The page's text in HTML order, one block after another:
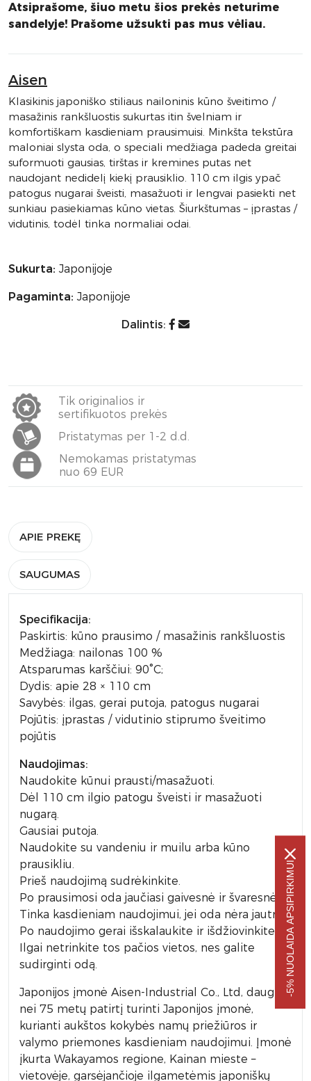
Atsiprašome, šiuo metu šios prekės neturime
sandelyje! Prašome užsukti pas mus vėliau.
Aisen
Klasikinis japoniško stiliaus nailoninis kūno šveitimo /
masažinis rankšluostis sukurtas itin švelniam ir
komfortiškam kasdieniam prausimuisi. Minkšta tekstūra
maloniai slysta oda, o speciali medžiaga padeda greitai
suformuoti gausias, tirštas ir kremines putas net
naudojant nedidelį kiekį prausiklio. 110 cm ilgis ypač
patogus nugarai šveisti, masažuoti ir lengvai pasiekti net
sunkiau pasiekiamas kūno vietas. Šiurkštumas – įprastas /
vidutinis, todėl tinka normaliai odai.
Sukurta: Japonijoje
Pagaminta: Japonijoje
Dalintis:
Tik originalios ir
sertifikuotos prekės
Pristatymas per 1-2 d.d.
Nemokamas pristatymas
nuo 69 EUR
APIE PREKĘ
SAUGUMAS
Specifikacija:
Paskirtis: kūno prausimo / masažinis rankšluostis
Medžiaga: nailonas 100 %
Atsparumas karščiui: 90°C;
Dydis: apie 28 × 110 cm
Savybės: ilgas, gerai putoja, patogus nugarai
Pojūtis: įprastas / vidutinio stiprumo šveitimo
pojūtis
Naudojimas:
Naudokite kūnui prausti/masažuoti.
Dėl 110 cm ilgio patogu šveisti ir masažuoti
nugarą.
Gausiai putoja.
Naudokite su vandeniu ir muilu arba kūno
prausikliu.
Prieš naudojimą sudrėkinkite.
Po prausimosi oda jaučiasi gaivesnė ir švaresnė.
Tinka kasdieniam naudojimui, jei oda nėra jautri.
Po naudojimo gerai išskalaukite ir išdžiovinkite.
Ilgai netrinkite tos pačios vietos, nes galite
sudirginti odą.
Japonijos įmonė Aisen-Industrial Co., Ltd, daugiau
nei 75 metų patirtį turinti Japonijos įmonė,
kurianti aukštos kokybės namų priežiūros ir
valymo priemones kasdieniam naudojimui. Įmonė
įkurta Wakayamos regione, Kainan mieste –
vietovėje, garsėjančioje ilgametėmis japoniškų
-5% NUOLAIDA APSIPIRKIMUI